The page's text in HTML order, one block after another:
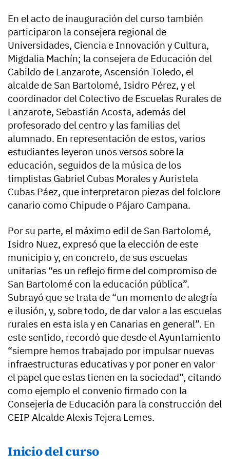
En el acto de inauguración del curso también
participaron la consejera regional de
Universidades, Ciencia e Innovación y Cultura,
Migdalia Machín; la consejera de Educación del
Cabildo de Lanzarote, Ascensión Toledo, el
alcalde de San Bartolomé, Isidro Pérez, y el
coordinador del Colectivo de Escuelas Rurales de
Lanzarote, Sebastián Acosta, además del
profesorado del centro y las familias del
alumnado. En representación de estos, varios
estudiantes leyeron unos versos sobre la
educación, seguidos de la música de los
timplistas Gabriel Cubas Morales y Auristela
Cubas Páez, que interpretaron piezas del folclore
canario como Chipude o Pájaro Campana.
Por su parte, el máximo edil de San Bartolomé,
Isidro Nuez, expresó que la elección de este
municipio y, en concreto, de sus escuelas
unitarias “es un reflejo firme del compromiso de
San Bartolomé con la educación pública”.
Subrayó que se trata de “un momento de alegría
e ilusión, y, sobre todo, de dar valor a las escuelas
rurales en esta isla y en Canarias en general”. En
este sentido, recordó que desde el Ayuntamiento
“siempre hemos trabajado por impulsar nuevas
infraestructuras educativas y por poner en valor
el papel que estas tienen en la sociedad”, citando
como ejemplo el convenio firmado con la
Consejería de Educación para la construcción del
CEIP Alcalde Alexis Tejera Lemes.
Inicio del curso